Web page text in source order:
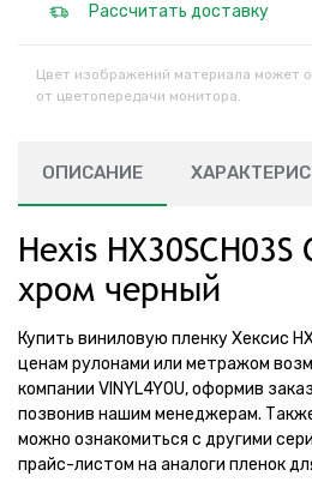
Рассчитать доставку
Цвет изображений материала может
от цветопередачи монитора.
ОПИСАНИЕ
Hexis
хром черный
Купить виниловую пленку Хексис
ценам рулонами или метражом
компании VINYL4YOU, оформив
позвонив нашим менеджерам.
можно ознакомиться с другими
прайс-листом на аналоги пленок